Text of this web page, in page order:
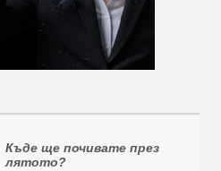
Къде ще почивате през
лятото?